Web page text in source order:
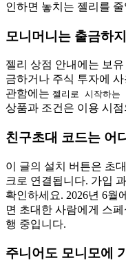
인하면 놓치는 젤리를
모니머니는 출금하
젤리 상점 안내에는 보
금하거나 주식 투자에
관함에는 젤리로 시작하는
상품과 조건은 이용 시
친구초대 코드는 어
이 글의 설치 버튼은 초
크로 연결됩니다. 가입
확인하세요. 2026년 6월
면 초대한 사람에게 스
행 중입니다.
주니어도 모니모에